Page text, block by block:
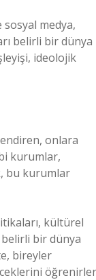
medya,
belirli bir dünya
ideolojik
onlara
kurumlar,
bu kurumlar
kültürel
belirli bir dünya
bireyler